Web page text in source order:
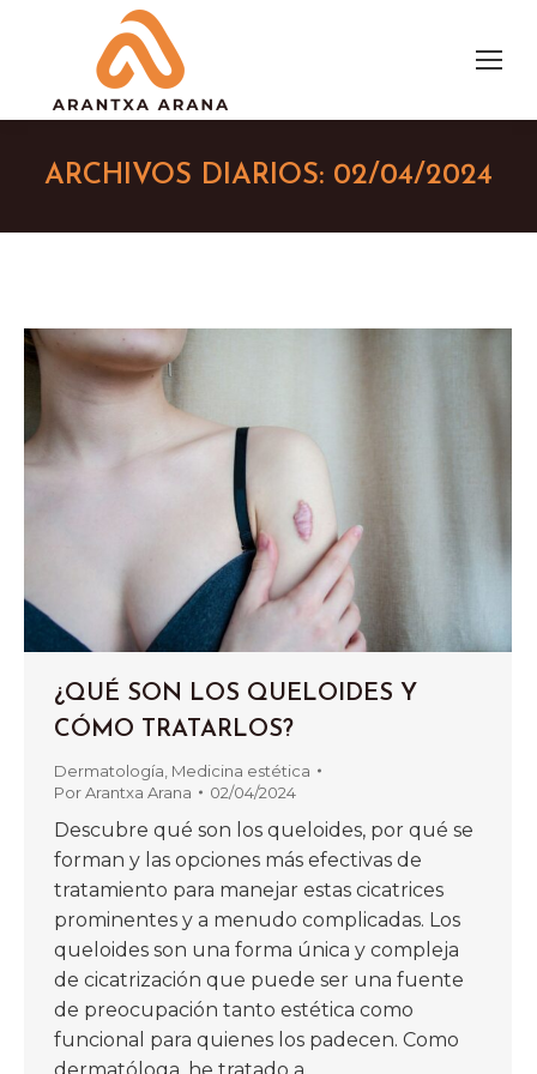
ARCHIVOS DIARIOS: 02/04/2024
¿QUÉ SON LOS QUELOIDES Y
CÓMO TRATARLOS?
Dermatología Medicina estética
PorArantxa Arana 02/04/2024
Descubre qué son los queloides, por qué se
forman y las opciones más efectivas de
tratamiento para manejar estas cicatrices
prominentes y a menudo complicadas. Los
queloides son una forma única y compleja
de cicatrización que puede ser una fuente
de preocupación tanto estética como
funcional para quienes los padecen. Como